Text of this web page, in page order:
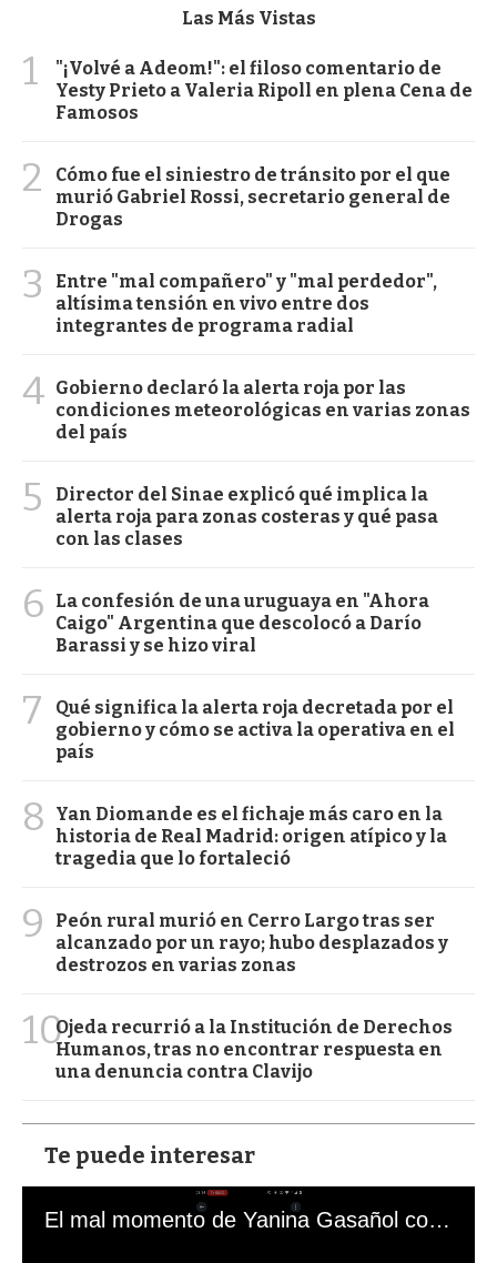
Las Más Vistas
1
"¡Volvé a Adeom!": el filoso comentario de
Yesty Prieto a Valeria Ripoll en plena Cena de
Famosos
2
Cómo fue el siniestro de tránsito por el que
murió Gabriel Rossi, secretario general de
Drogas
3
Entre "mal compañero" y "mal perdedor",
altísima tensión en vivo entre dos
integrantes de programa radial
4 Gobierno declaró la alerta roja por las
condiciones meteorológicas en varias zonas
del país
5
Director del Sinae explicó qué implica la
alerta roja para zonas costeras y qué pasa
con las clases
6
La confesión de una uruguaya en "Ahora
Caigo" Argentina que descolocó a Darío
Barassi y se hizo viral
7
Qué significa la alerta roja decretada por el
gobierno y cómo se activa la operativa en el
país
8
Yan Diomande es el fichaje más caro en la
historia de Real Madrid: origen atípico y la
tragedia que lo fortaleció
9
Peón rural murió en Cerro Largo tras ser
alcanzado por un rayo; hubo desplazados y
destrozos en varias zonas
10Ojeda recurrió a la Institución de Derechos
Humanos, tras no encontrar respuesta en
una denuncia contra Clavijo
Te puede interesar
El mal momento de Yanina Gasañol con un hincha argentino en "Subrayado"